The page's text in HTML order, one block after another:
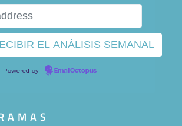
Powered by EmailOctopus